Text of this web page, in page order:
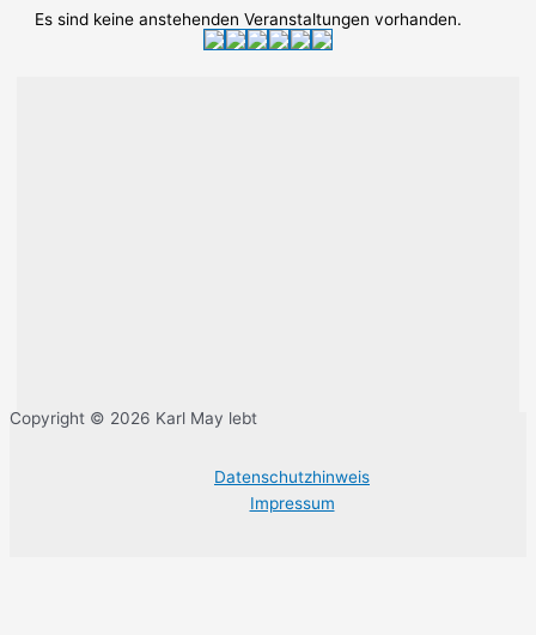
Es sind keine anstehenden Veranstaltungen vorhanden.
Copyright © 2026 Karl May lebt
Datenschutzhinweis
Impressum